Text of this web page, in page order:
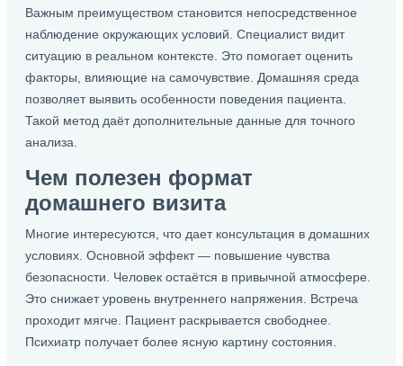
Важным преимуществом становится непосредственное
наблюдение окружающих условий. Специалист видит
ситуацию в реальном контексте. Это помогает оценить
факторы, влияющие на самочувствие. Домашняя среда
позволяет выявить особенности поведения пациента.
Такой метод даёт дополнительные данные для точного
анализа.
Чем полезен формат
домашнего визита
Многие интересуются, что дает консультация в домашних
условиях. Основной эффект — повышение чувства
безопасности. Человек остаётся в привычной атмосфере.
Это снижает уровень внутреннего напряжения. Встреча
проходит мягче. Пациент раскрывается свободнее.
Психиатр получает более ясную картину состояния.